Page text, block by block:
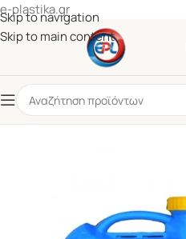
e-plastika.gr
Skip to navigation
Skip to main content